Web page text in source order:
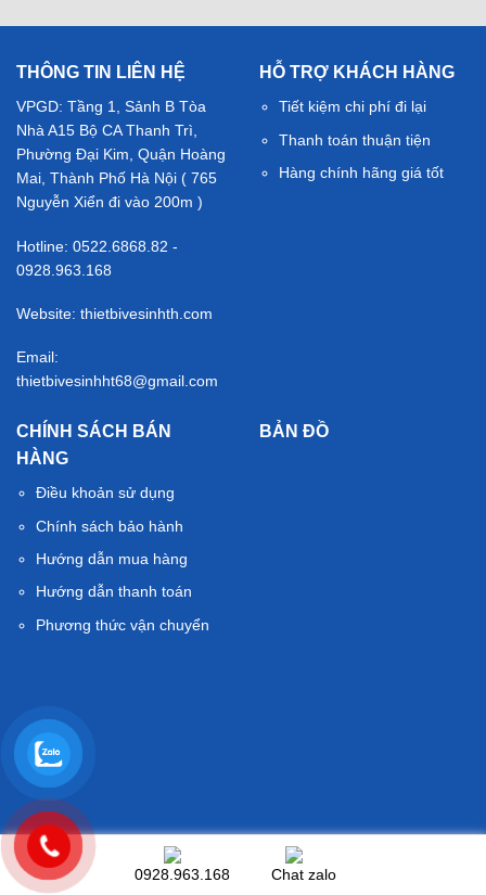
THÔNG TIN LIÊN HỆ
VPGD: Tầng 1, Sảnh B Tòa
Nhà A15 Bộ CA Thanh Trì,
Phường Đại Kim, Quận Hoàng
Mai, Thành Phố Hà Nội ( 765
Nguyễn Xiển đi vào 200m )
Hotline: 0522.6868.82 -
0928.963.168
Website: thietbivesinhth.com
Email:
thietbivesinhht68@gmail.com
HỖ TRỢ KHÁCH HÀNG
Tiết kiệm chi phí đi lại
Thanh toán thuận tiện
Hàng chính hãng giá tốt
CHÍNH SÁCH BÁN
HÀNG
Điều khoản sử dụng
Chính sách bảo hành
Hướng dẫn mua hàng
Hướng dẫn thanh toán
Phương thức vận chuyển
BẢN ĐỒ
© Thietbivesinhth.com. All rights reserved
0928.963.168 Chat zalo